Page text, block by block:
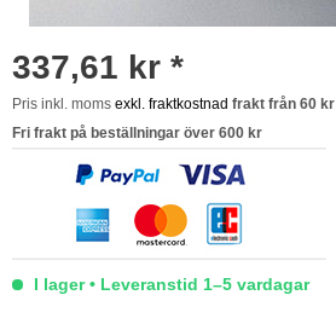
337,61 kr *
Pris inkl. moms exkl. fraktkostnad frakt från 60 kr
Fri frakt på beställningar över 600 kr
I lager • Leveranstid 1–5 vardagar